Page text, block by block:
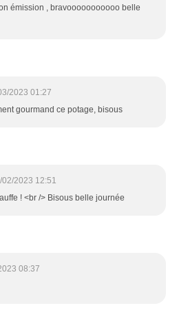
émission , bravooooooooooo belle
2023 01:27
gourmand ce potage, bisous
02/2023 12:51
! <br /> Bisous belle journée
08:37